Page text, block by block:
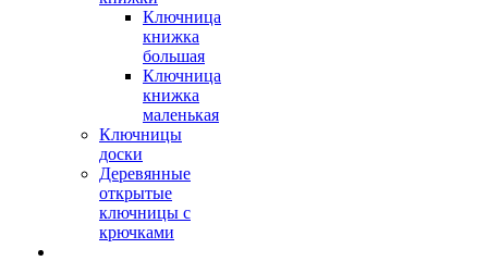
Ключница
книжка
большая
Ключница
книжка
маленькая
Ключницы
доски
Деревянные
открытые
ключницы с
крючками